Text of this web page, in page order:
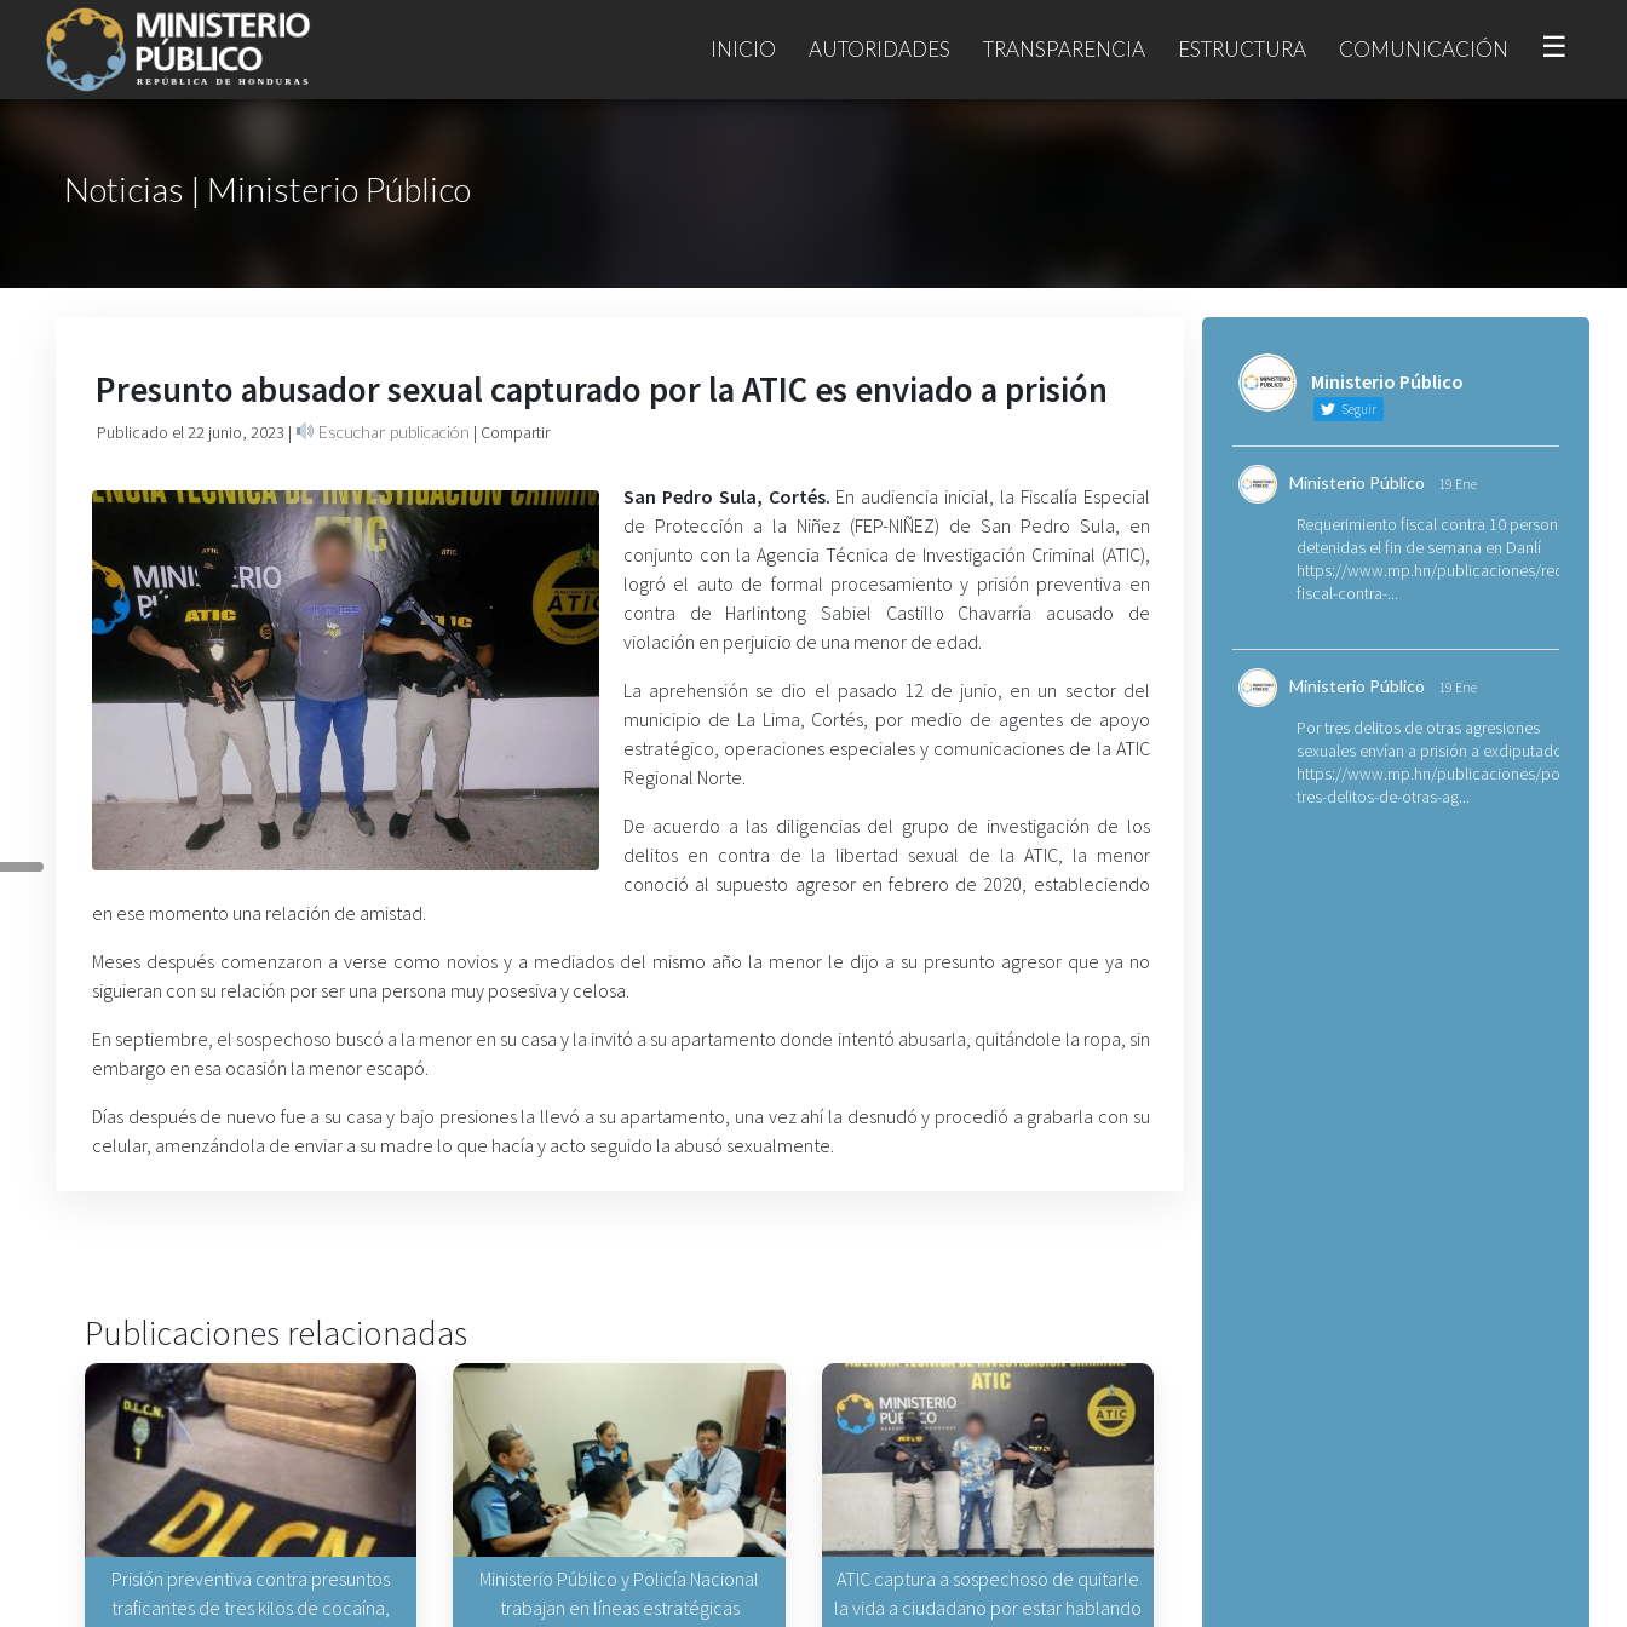
INICIO AUTORIDADES TRANSPARENCIA ESTRUCTURA COMUNICACIÓN ☰
Noticias | Ministerio Público
Presunto abusador sexual capturado por la ATIC es enviado a prisión
Publicado el 22 junio, 2023 | Escuchar publicación | Compartir
San Pedro Sula, Cortés. En audiencia inicial, la Fiscalía Especial
de Protección a la Niñez (FEP-NIÑEZ) de San Pedro Sula, en
conjunto con la Agencia Técnica de Investigación Criminal (ATIC),
logró el auto de formal procesamiento y prisión preventiva en
contra de Harlintong Sabiel Castillo Chavarría acusado de
violación en perjuicio de una menor de edad.
La aprehensión se dio el pasado 12 de junio, en un sector del
municipio de La Lima, Cortés, por medio de agentes de apoyo
estratégico, operaciones especiales y comunicaciones de la ATIC
Regional Norte.
De acuerdo a las diligencias del grupo de investigación de los
delitos en contra de la libertad sexual de la ATIC, la menor
conoció al supuesto agresor en febrero de 2020, estableciendo
en ese momento una relación de amistad.
Meses después comenzaron a verse como novios y a mediados del mismo año la menor le dijo a su presunto agresor que ya no
siguieran con su relación por ser una persona muy posesiva y celosa.
En septiembre, el sospechoso buscó a la menor en su casa y la invitó a su apartamento donde intentó abusarla, quitándole la ropa, sin
embargo en esa ocasión la menor escapó.
Días después de nuevo fue a su casa y bajo presiones la llevó a su apartamento, una vez ahí la desnudó y procedió a grabarla con su
celular, amenzándola de enviar a su madre lo que hacía y acto seguido la abusó sexualmente.
Publicaciones relacionadas
Prisión preventiva contra presuntos
traficantes de tres kilos de cocaína,
Ministerio Público y Policía Nacional
trabajan en líneas estratégicas
ATIC captura a sospechoso de quitarle
la vida a ciudadano por estar hablando
Ministerio Público
Seguir
Ministerio Público 19 Ene
Requerimiento fiscal contra 10 personas
detenidas el fin de semana en Danlí
https://www.mp.hn/publicaciones/
fiscal-contra-...
Ministerio Público 19 Ene
Por tres delitos de otras agresiones
sexuales envían a prisión a exdiputado
https://www.mp.hn/publicaciones/por-
tres-delitos-de-otras-ag...